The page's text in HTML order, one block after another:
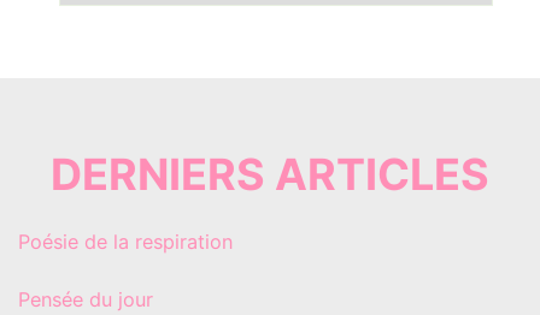
DERNIERS ARTICLES
Poésie de la respiration
Pensée du jour